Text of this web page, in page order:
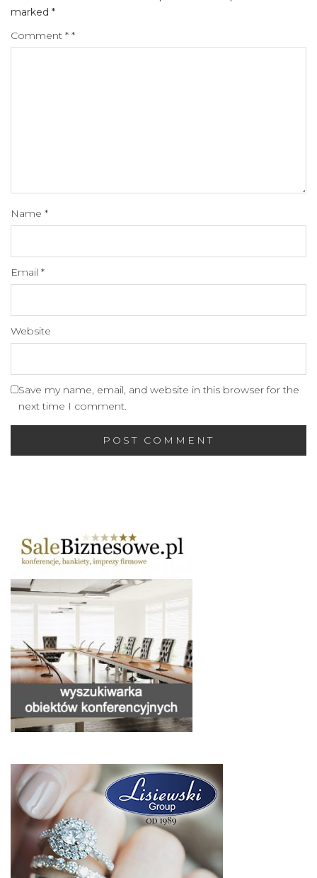
marked *
Comment * *
Name *
Email *
Website
Save my name, email, and website in this browser for the
next time I comment.